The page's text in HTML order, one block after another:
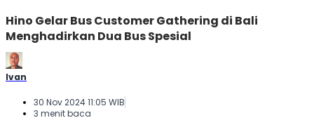
Hino Gelar Bus Customer Gathering di Bali
Menghadirkan Dua Bus Spesial
Ivan
30 Nov 2024 11:05 WIB
3 menit baca